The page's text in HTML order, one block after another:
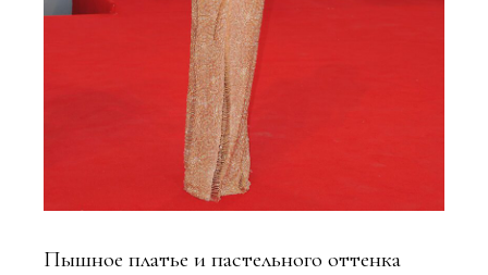
Пышное платье и пастельного оттенка